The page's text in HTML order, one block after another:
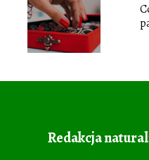
Redakcja